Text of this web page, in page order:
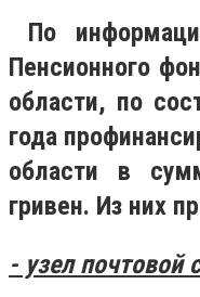
По
Пенсионного
области, по
года
области в
гривен. Из них
- узел почтовой